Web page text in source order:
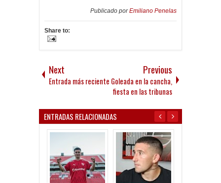
Publicado porEmiliano Penelas
Share to:
Next
Entrada más reciente
Previous
Goleada en la cancha,
fiesta en las tribunas
ENTRADAS RELACIONADAS